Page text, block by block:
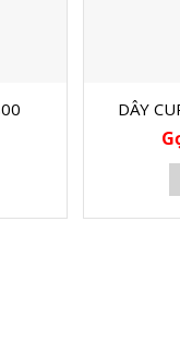
DÂY